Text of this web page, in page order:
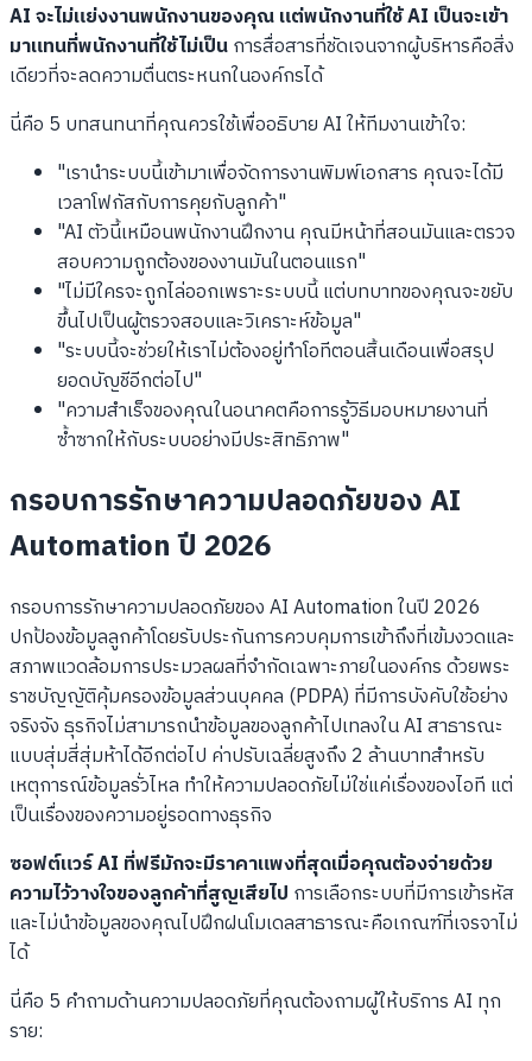
AI จะไม่แย่งงานพนักงานของคุณ แต่พนักงานที่ใช้ AI เป็นจะเข้า
มาแทนที่พนักงานที่ใช้ไม่เป็นการสื่อสารที่ชัดเจนจากผู้บริหารคือสิ่ง
เดียวที่จะลดความตื่นตระหนกในองค์กรได้
นี่คือ 5 บทสนทนาที่คุณควรใช้เพื่ออธิบาย AI ให้ทีมงานเข้าใจ:
"เรานำระบบนี้เข้ามาเพื่อจัดการงานพิมพ์เอกสาร คุณจะได้มี
เวลาโฟกัสกับการคุยกับลูกค้า"
"AI ตัวนี้เหมือนพนักงานฝึกงาน คุณมีหน้าที่สอนมันและตรวจ
สอบความถูกต้องของงานมันในตอนแรก"
"ไม่มีใครจะถูกไล่ออกเพราะระบบนี้ แต่บทบาทของคุณจะขยับ
ขึ้นไปเป็นผู้ตรวจสอบและวิเคราะห์ข้อมูล"
"ระบบนี้จะช่วยให้เราไม่ต้องอยู่ทำโอทีตอนสิ้นเดือนเพื่อสรุป
ยอดบัญชีอีกต่อไป"
"ความสำเร็จของคุณในอนาคตคือการรู้วิธีมอบหมายงานที่
ซ้ำซากให้กับระบบอย่างมีประสิทธิภาพ"
กรอบการรักษาความปลอดภัยของ AI
Automation ปี 2026
กรอบการรักษาความปลอดภัยของ AI Automation ในปี 2026
ปกป้องข้อมูลลูกค้าโดยรับประกันการควบคุมการเข้าถึงที่เข้มงวดและ
สภาพแวดล้อมการประมวลผลที่จำกัดเฉพาะภายในองค์กร ด้วยพระ
ราชบัญญัติคุ้มครองข้อมูลส่วนบุคคล (PDPA) ที่มีการบังคับใช้อย่าง
จริงจัง ธุรกิจไม่สามารถนำข้อมูลของลูกค้าไปเทลงใน AI สาธารณะ
แบบสุ่มสี่สุ่มห้าได้อีกต่อไป ค่าปรับเฉลี่ยสูงถึง 2 ล้านบาทสำหรับ
เหตุการณ์ข้อมูลรั่วไหล ทำให้ความปลอดภัยไม่ใช่แค่เรื่องของไอที แต่
เป็นเรื่องของความอยู่รอดทางธุรกิจ
ซอฟต์แวร์ AI ที่ฟรีมักจะมีราคาแพงที่สุดเมื่อคุณต้องจ่ายด้วย
ความไว้วางใจของลูกค้าที่สูญเสียไป การเลือกระบบที่มีการเข้ารหัส
และไม่นำข้อมูลของคุณไปฝึกฝนโมเดลสาธารณะคือเกณฑ์ที่เจรจาไม่
ได้
นี่คือ 5 คำถามด้านความปลอดภัยที่คุณต้องถามผู้ให้บริการ AI ทุก
ราย: